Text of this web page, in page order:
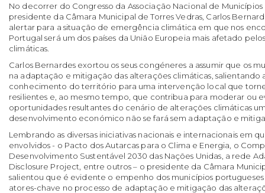
No decorrer do Congresso da Associação Nacional de Municípios
presidente da Câmara Municipal de Torres Vedras, Carlos
alertar para a situação de emergência climática em que nos
Portugal será um dos países da União Europeia mais afetado
climáticas.
Carlos Bernardes exortou os seus congéneres a assumir que os
na adaptação e mitigação das alterações climáticas, salientando
conhecimento do território para uma intervenção local que
resilientes e, ao mesmo tempo, que contribua para moderar ou
oportunidades resultantes do cenário de alterações climáticas
desenvolvimento económico não se fará sem adaptação e
Lembrando as diversas iniciativas nacionais e internacionais em
envolvidos - o Pacto dos Autarcas para o Clima e Energia, o
Desenvolvimento Sustentável 2030 das Nações Unidas, a rede
Disclosure Project, entre outros – o presidente da Câmara
salientou que é evidente o empenho dos municípios
atores-chave no processo de adaptação e mitigação das